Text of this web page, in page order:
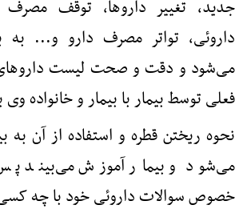
جدید، تغییر داروها، توقف مصرف
داروئی، تواتر مصرف دارو و... به
می‌شود و دقت و صحت لیست
فعلی توسط بیمار با بیمار و خانواده
نحوه ریختن قطره و استفاده از آن به
می‌شود و بیمار آموزش می‌بیند
خصوص سوالات داروئی خود با چه